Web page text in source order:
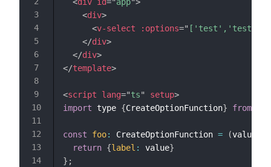
<div>
<v-select :options=" ['test','test1']
</div>
</div>
</template>
<script lang="ts" setup>
import type {CreateOptionFunction} from
const foo: CreateOptionFunction = (value
return {label : value}
} ;